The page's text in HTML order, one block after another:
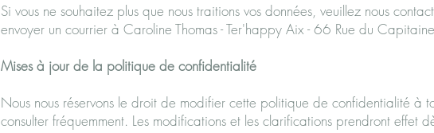
Si vous ne souhaitez plus que nous traitions vos données, veuillez nous
envoyer un courrier à Caroline Thomas - Ter'happy Aix - 66 Rue du
Mises à jour de la politique de confidentialité
Nous nous réservons le droit de modifier cette politique de confidentialité à
consulter fréquemment. Les modifications et les clarifications prendront effet